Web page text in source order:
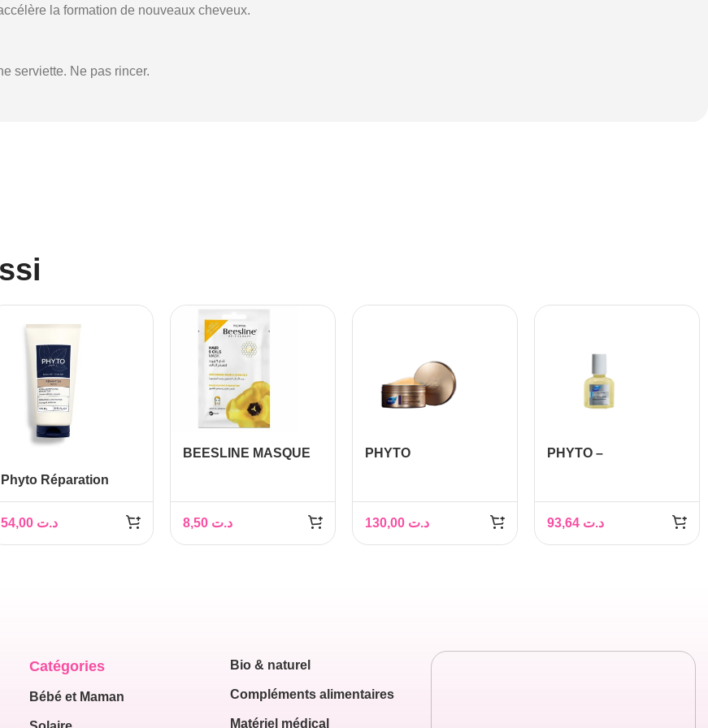
la formation de nouveaux cheveux.
serviette. Ne pas rincer.
Phyto Réparation
175 ml
د.ت
BEESLINE MASQUE
CAPILLAIRES 25G
د.ت
PHYTO
200 ML
د.ت
PHYTO –
STIMULANT 25ML
د.ت
Catégories
Bébé et Maman
Bio & naturel
Compléments alimentaires
Matériel médical